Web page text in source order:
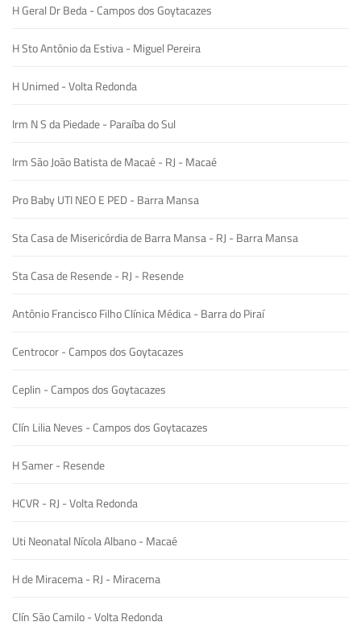
H Geral Dr Beda - Campos dos Goytacazes
H Sto Antônio da Estiva - Miguel Pereira
H Unimed - Volta Redonda
Irm N S da Piedade - Paraíba do Sul
Irm São João Batista de Macaé - RJ - Macaé
Pro Baby UTI NEO E PED - Barra Mansa
Sta Casa de Misericórdia de Barra Mansa - RJ - Barra Mansa
Sta Casa de Resende - RJ - Resende
Antônio Francisco Filho Clínica Médica - Barra do Piraí
Centrocor - Campos dos Goytacazes
Ceplin - Campos dos Goytacazes
Clín Lilia Neves - Campos dos Goytacazes
H Samer - Resende
HCVR - RJ - Volta Redonda
Uti Neonatal Nícola Albano - Macaé
H de Miracema - RJ - Miracema
Clín São Camilo - Volta Redonda